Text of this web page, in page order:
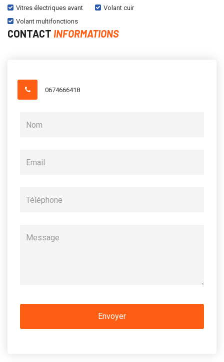
Vitres électriques avant
Volant cuir
Volant multifonctions
CONTACT INFORMATIONS
0674666418